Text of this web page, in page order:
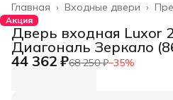
Входные двери ›
Главная ›
Акция
Дверь входная
Диагональ Зеркало
44 362 ₽68 250 ₽−35%